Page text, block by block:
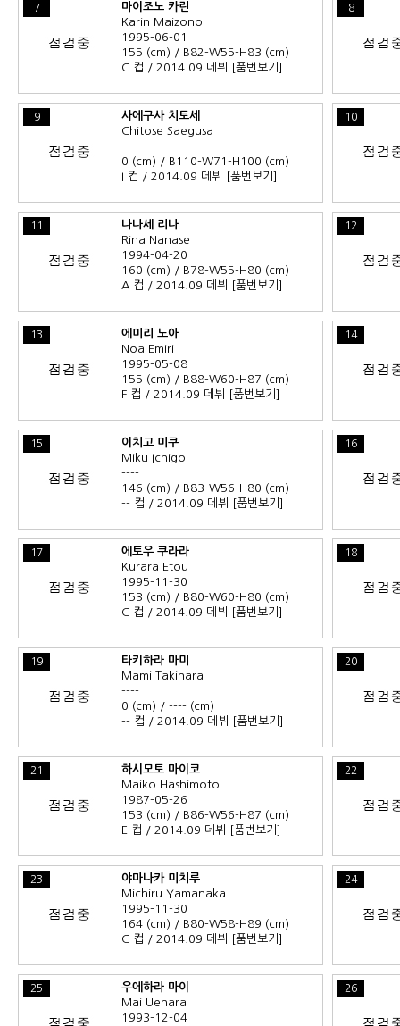
7
마이조노 카린
Karin Maizono
1995-06-01
155 (cm) / B82-W55-H83 (cm)
C 컵 / 2014.09 데뷔
[품번보기]
8
9
사에구사 치토세
Chitose Saegusa
0 (cm) / B110-W71-H100 (cm)
I 컵 / 2014.09 데뷔
[품번보기]
10
11
나나세 리나
Rina Nanase
1994-04-20
160 (cm) / B78-W55-H80 (cm)
A 컵 / 2014.09 데뷔
[품번보기]
12
13
에미리 노아
Noa Emiri
1995-05-08
155 (cm) / B88-W60-H87 (cm)
F 컵 / 2014.09 데뷔
[품번보기]
14
15
이치고 미쿠
Miku Ichigo
----
146 (cm) / B83-W56-H80 (cm)
-- 컵 / 2014.09 데뷔
[품번보기]
16
17
에토우 쿠라라
Kurara Etou
1995-11-30
153 (cm) / B80-W60-H80 (cm)
C 컵 / 2014.09 데뷔
[품번보기]
18
19
타키하라 마미
Mami Takihara
----
0 (cm) / ---- (cm)
-- 컵 / 2014.09 데뷔
[품번보기]
20
21
하시모토 마이코
Maiko Hashimoto
1987-05-26
153 (cm) / B86-W56-H87 (cm)
E 컵 / 2014.09 데뷔
[품번보기]
22
23
야마나카 미치루
Michiru Yamanaka
1995-11-30
164 (cm) / B80-W58-H89 (cm)
C 컵 / 2014.09 데뷔
[품번보기]
24
25
우에하라 마이
Mai Uehara
1993-12-04
26